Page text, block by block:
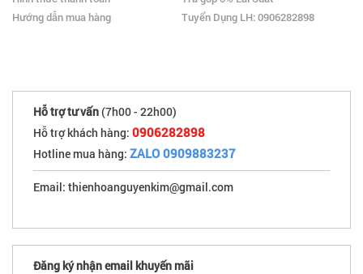
Hướng dẫn mua hàng
Tuyển Dụng LH: 0906282898
Hỗ trợ tư vấn (7h00 - 22h00)
Hỗ trợ khách hàng: 0906282898
Hotline mua hàng: ZALO 0909883237
Email: thienhoanguyenkim@gmail.com
Đăng ký nhận email khuyến mãi